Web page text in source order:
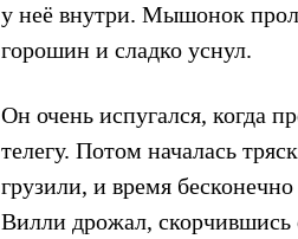
у неё внутри. Мышонок
горошин и сладко уснул.
Он очень испугался, когда
телегу. Потом началась
грузили, и время
Вилли дрожал,